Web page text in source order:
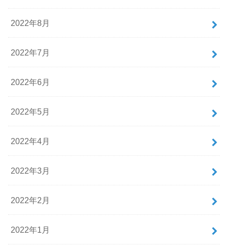
2022年8月
2022年7月
2022年6月
2022年5月
2022年4月
2022年3月
2022年2月
2022年1月